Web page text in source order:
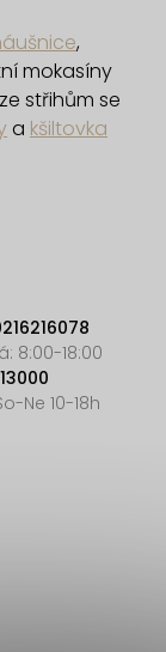
,
mokasíny
střihům se
a kšiltovka
8:00-18:00
Ne 10-18h